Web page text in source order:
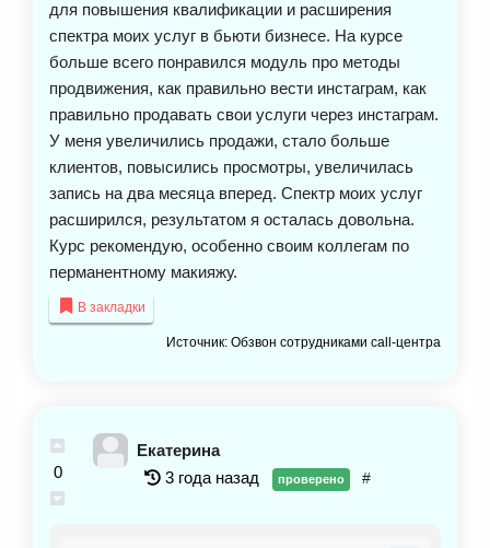
для повышения квалификации и расширения
спектра моих услуг в бьюти бизнесе. На курсе
больше всего понравился модуль про методы
продвижения, как правильно вести инстаграм, как
правильно продавать свои услуги через инстаграм.
У меня увеличились продажи, стало больше
клиентов, повысились просмотры, увеличилась
запись на два месяца вперед. Спектр моих услуг
расширился, результатом я осталась довольна.
Курс рекомендую, особенно своим коллегам по
перманентному макияжу.
В закладки
Источник: Обзвон сотрудниками call-центра
0
Екатерина
3 года назад
проверено #